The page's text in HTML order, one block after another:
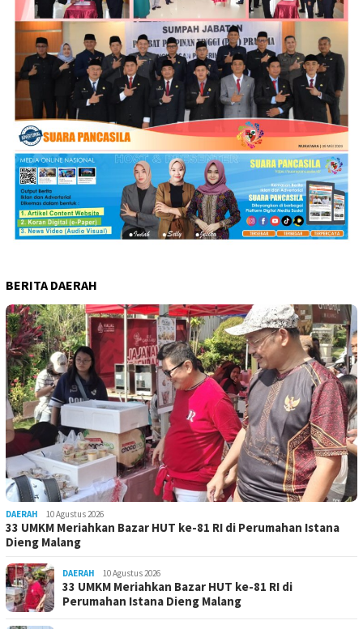
BERITA DAERAH
DAERAH 10 Agustus 2026
33 UMKM Meriahkan Bazar HUT ke-81 RI di Perumahan Istana
Dieng Malang
DAERAH 10 Agustus 2026
33 UMKM Meriahkan Bazar HUT ke-81 RI di
Perumahan Istana Dieng Malang